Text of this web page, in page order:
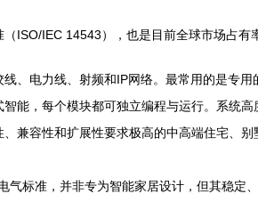
（ISO/IEC 14543），也是目前全球市场占
线、电力线、射频和IP网络。最常用的是专用
智能，每个模块都可独立编程与运行。系统
、兼容性和扩展性要求极高的中高端住宅、别
气标准，并非专为智能家居设计，但其稳定